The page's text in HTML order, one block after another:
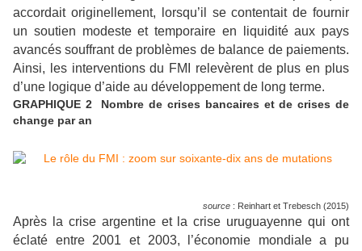
accordait originellement, lorsqu’il se contentait de fournir
un soutien modeste et temporaire en liquidité aux pays
avancés souffrant de problèmes de balance de paiements.
Ainsi, les interventions du FMI relevèrent de plus en plus
d’une logique d’aide au développement de long terme.
GRAPHIQUE 2 Nombre de crises bancaires et de crises de
change par an
source : Reinhart et Trebesch (2015)
Après la crise argentine et la crise uruguayenne qui ont
éclaté entre 2001 et 2003, l’économie mondiale a pu